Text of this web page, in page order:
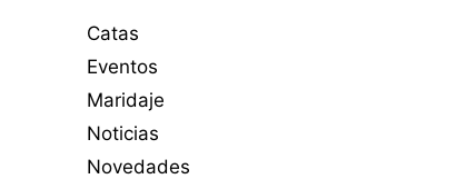
Catas
Eventos
Maridaje
Noticias
Novedades